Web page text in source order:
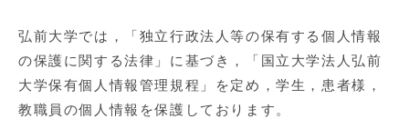
弘前大学では，「独立行政法人等の保有する個人情報
の保護に関する法律」に基づき，「国立大学法人弘前
大学保有個人情報管理規程」を定め，学生，患者様，
教職員の個人情報を保護しております。